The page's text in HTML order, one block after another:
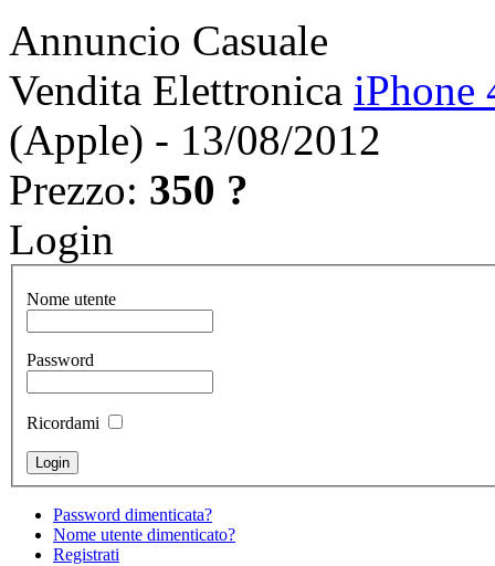
Annuncio Casuale
Vendita Elettronica iPhone
(Apple) - 13/08/2012
Prezzo: 350 ?
Login
Nome utente
Password
Ricordami
Password dimenticata?
Nome utente dimenticato?
Registrati